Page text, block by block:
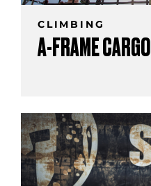
CLIMBING
A-FRAME CARGO